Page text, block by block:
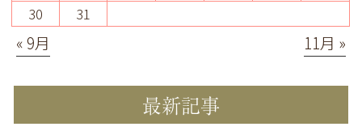
30
31
« 9月 11月 »
最新記事